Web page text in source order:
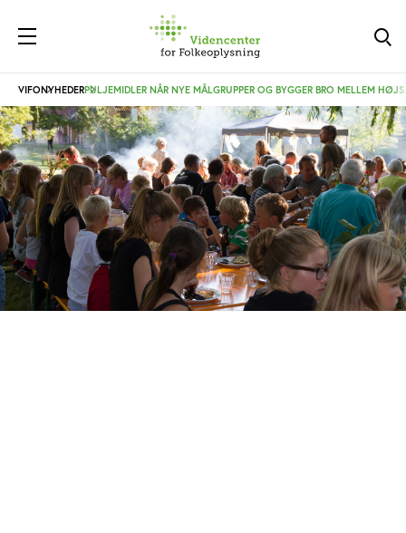
VIFONYHEDERPULJEMIDLER NÅR NYE MÅLGRUPPER OG BYGGER BRO MELLEM